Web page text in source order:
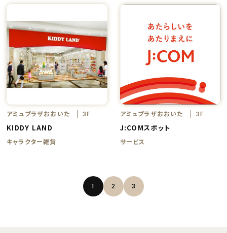
アミュプラザおおいた 3F
KIDDY LAND
キャラクター雑貨
アミュプラザおおいた 3F
J:COMスポット
サービス
1 2 3